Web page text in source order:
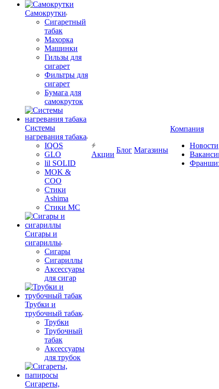
Самокрутки
Сигаретный
табак
Махорка
Машинки
Гильзы для
сигарет
Фильтры для
сигарет
Бумага для
самокруток
Системы
нагревания табака
IQOS
GLO
lil SOLID
MOK &
COO
Стики
Ashima
Стики MC
Сигары и
сигариллы
Сигары
Сигариллы
Аксессуары
для сигар
Трубки и
трубочный табак
Трубки
Трубочный
табак
Аксессуары
для трубок
Сигареты,
Акции
Блог Магазины
Компания
Новости